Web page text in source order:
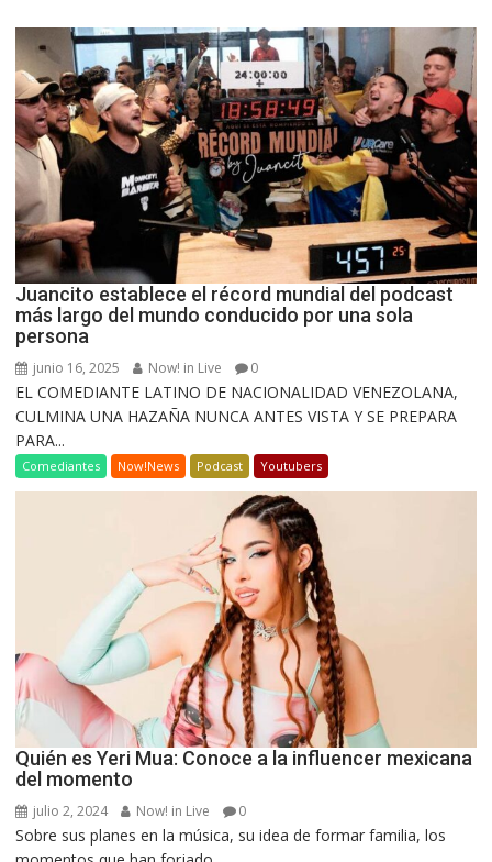
Juancito establece el récord mundial del podcast
más largo del mundo conducido por una sola
persona
junio 16, 2025 Now! in Live 0
EL COMEDIANTE LATINO DE NACIONALIDAD VENEZOLANA,
CULMINA UNA HAZAÑA NUNCA ANTES VISTA Y SE PREPARA
PARA...
Comediantes Now!News Podcast Youtubers
Quién es Yeri Mua: Conoce a la influencer mexicana
del momento
julio 2, 2024 Now! in Live 0
Sobre sus planes en la música, su idea de formar familia, los